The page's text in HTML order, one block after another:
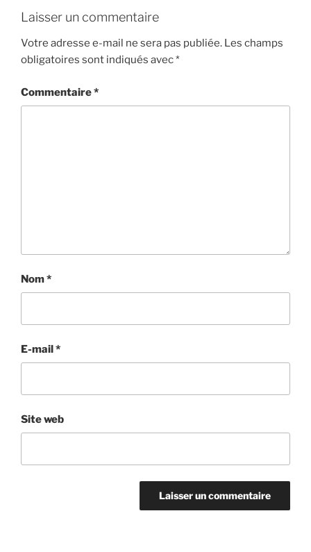
Laisser un commentaire
Votre adresse e-mail ne sera pas publiée. Les champs
obligatoires sont indiqués avec*
Commentaire*
Nom*
E-mail*
Site web